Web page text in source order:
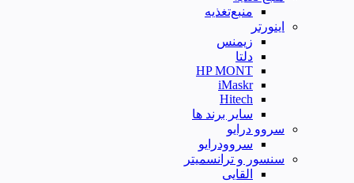
منبع‌تغذیه
اینورتر
زیمنس
دلتا
HP MONT
iMaskr
Hitech
سایر برند ها
سروو درایو
سروودرایو
سنسور و ترانسمیتر
القایی